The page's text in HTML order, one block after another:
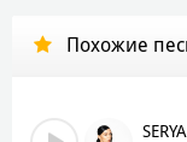
Похожие